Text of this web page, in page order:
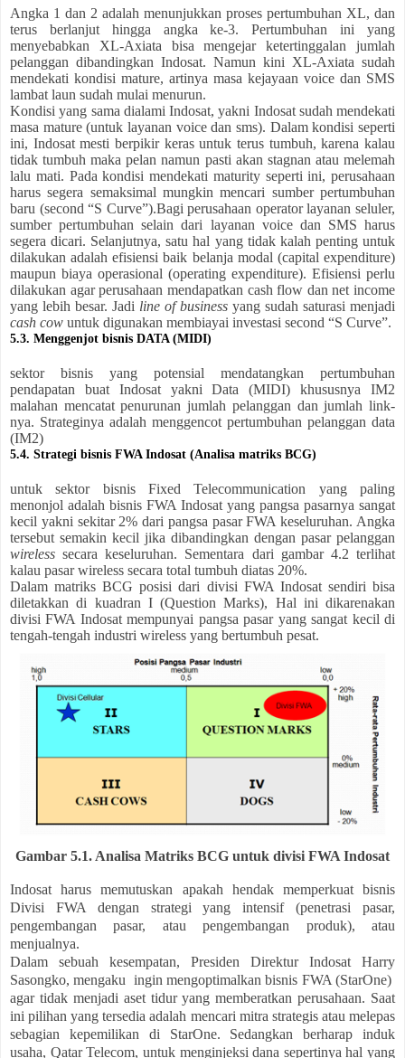
Angka 1 dan 2 adalah menunjukkan proses pertumbuhan XL, dan
terus berlanjut hingga angka ke-3. Pertumbuhan ini yang
menyebabkan XL-Axiata bisa mengejar ketertinggalan jumlah
pelanggan dibandingkan Indosat. Namun kini XL-Axiata sudah
mendekati kondisi mature, artinya masa kejayaan voice dan SMS
lambat laun sudah mulai menurun.
Kondisi yang sama dialami Indosat, yakni Indosat sudah mendekati
masa mature (untuk layanan voice dan sms). Dalam kondisi seperti
ini, Indosat mesti berpikir keras untuk terus tumbuh, karena kalau
tidak tumbuh maka pelan namun pasti akan stagnan atau melemah
lalu mati. Pada kondisi mendekati maturity seperti ini, perusahaan
harus segera semaksimal mungkin mencari sumber pertumbuhan
baru (second “S Curve”).Bagi perusahaan operator layanan seluler,
sumber pertumbuhan selain dari layanan voice dan SMS harus
segera dicari. Selanjutnya, satu hal yang tidak kalah penting untuk
dilakukan adalah efisiensi baik belanja modal (capital expenditure)
maupun biaya operasional (operating expenditure). Efisiensi perlu
dilakukan agar perusahaan mendapatkan cash flow dan net income
yang lebih besar. Jadi line of business yang sudah saturasi menjadi
cash cow untuk digunakan membiayai investasi second “S Curve”.
5.3. Menggenjot bisnis DATA (MIDI)
sektor bisnis yang potensial mendatangkan pertumbuhan
pendapatan buat Indosat yakni Data (MIDI) khususnya IM2
malahan mencatat penurunan jumlah pelanggan dan jumlah link-
nya. Strateginya adalah menggencot pertumbuhan pelanggan data
(IM2)
5.4. Strategi bisnis FWA Indosat (Analisa matriks BCG)
untuk sektor bisnis Fixed Telecommunication yang paling
menonjol adalah bisnis FWA Indosat yang pangsa pasarnya sangat
kecil yakni sekitar 2% dari pangsa pasar FWA keseluruhan. Angka
tersebut semakin kecil jika dibandingkan dengan pasar pelanggan
wireless secara keseluruhan. Sementara dari gambar 4.2 terlihat
kalau pasar wireless secara total tumbuh diatas 20%.
Dalam matriks BCG posisi dari divisi FWA Indosat sendiri bisa
diletakkan di kuadran I (Question Marks), Hal ini dikarenakan
divisi FWA Indosat mempunyai pangsa pasar yang sangat kecil di
tengah-tengah industri wireless yang bertumbuh pesat.
Gambar 5.1. Analisa Matriks BCG untuk divisi FWA Indosat
Indosat harus memutuskan apakah hendak memperkuat bisnis
Divisi FWA dengan strategi yang intensif (penetrasi pasar,
pengembangan pasar, atau pengembangan produk), atau
menjualnya.
Dalam sebuah kesempatan, Presiden Direktur Indosat Harry
Sasongko, mengaku ingin mengoptimalkan bisnis FWA (StarOne)
agar tidak menjadi aset tidur yang memberatkan perusahaan. Saat
ini pilihan yang tersedia adalah mencari mitra strategis atau melepas
sebagian kepemilikan di StarOne. Sedangkan berharap induk
usaha, Qatar Telecom, untuk menginjeksi dana sepertinya hal yang